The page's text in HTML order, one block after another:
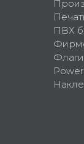
ПВХ
Флаги